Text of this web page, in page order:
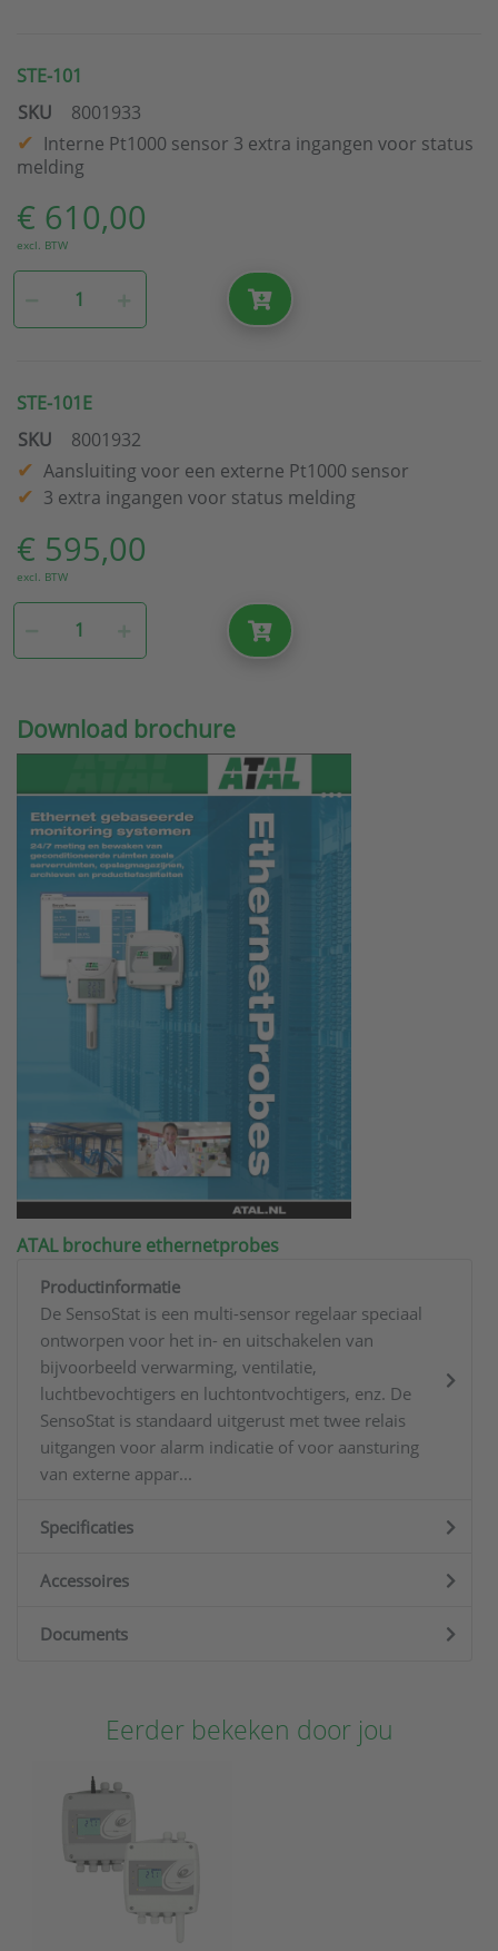
STE-101
SKU
8001933
Interne Pt1000 sensor 3 extra ingangen voor status
melding
€ 610,00
excl. BTW
STE-101E
SKU
8001932
Aansluiting voor een externe Pt1000 sensor
3 extra ingangen voor status melding
€ 595,00
excl. BTW
Download brochure
ATAL brochure ethernetprobes
Productinformatie
De SensoStat is een multi-sensor regelaar speciaal
ontworpen voor het in- en uitschakelen van
bijvoorbeeld verwarming, ventilatie,
luchtbevochtigers en luchtontvochtigers, enz. De
SensoStat is standaard uitgerust met twee relais
uitgangen voor alarm indicatie of voor aansturing
van externe appar...
Specificaties
Accessoires
Documents
Eerder bekeken door jou